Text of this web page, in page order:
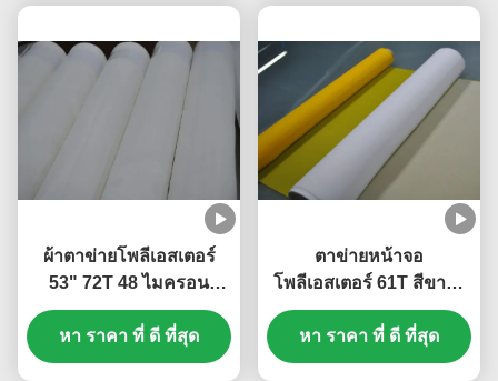
ผ้าตาข่ายโพลีเอสเตอร์
53" 72T 48 ไมครอน
สำหรับการพิมพ์สิ่งทอ
หา ราคา ที่ ดี ที่สุด
ตาข่ายหน้าจอ
โพลีเอสเตอร์ 61T สีขาว /
เหลืองสำหรับการพิมพ์แผง
วงจรพิมพ์
หา ราคา ที่ ดี ที่สุด